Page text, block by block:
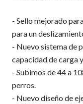
- Sello mejorado
para un
- Nuevo sistema de
capacidad de carga
- Subimos de 44 a
perros.
- Nuevo diseño de